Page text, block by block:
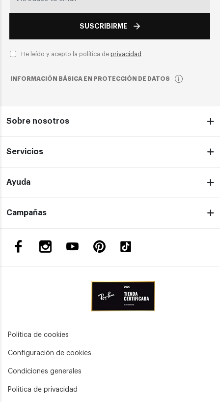
SUSCRIBIRME
He leído y acepto la política de privacidad
INFORMACIÓN BÁSICA EN PROTECCIÓN DE DATOS
Sobre nosotros
Servicios
Ayuda
Campañas
Política de cookies
Configuración de cookies
Condiciones generales
Política de privacidad